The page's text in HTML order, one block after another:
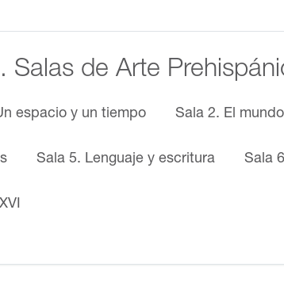
Salas de Arte
espacio y un tiempo Sala 2. El
Sala 5. Lenguaje y escritura Sala